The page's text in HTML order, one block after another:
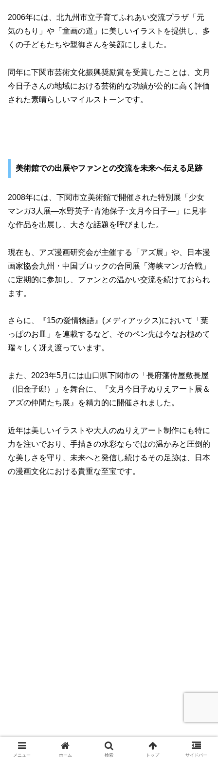
2006年には、北九州市立子育てふれあい交流プラザ「元
気のもり」や「童画の道」に美しいイラストを提供し、多
くの子どもたちや親御さんを笑顔にしました。
同年に下関市芸術文化振興奨励賞を受賞したことは、文月
今日子さんの地域における芸術的な功績が公的に高く評価
された素晴らしいマイルストーンです。
美術館での出展やファンとの交流を未来へ伝える足跡
2008年には、下関市立美術館で開催された特別展「少女
マンガ3人展―水野英子･青池保子･文月今日子―」に見事
な作品を出展し、大きな話題を呼びました。
現在も、アズ漫画研究会が主催する「アズ展」や、日本漫
画家協会九州・中国ブロックの合同展「海峡マンガ合戦」
に定期的に参加し、ファンとの温かい交流を続けておられ
ます。
さらに、『15の愛情物語』(メディアックス)において「葉
っぱのお皿」を連載するなど、そのペン先は今なお極めて
瑞々しく冴え渡っています。
また、2023年5月には山口県下関市の「長府藩侍屋敷長屋
（旧金子邸）」を舞台に、『文月今日子ぬりえアート展＆
アズの仲間たち展』を精力的に開催されました。
近年は美しいイラストや大人のぬりえアート制作にも特に
力を注いでおり、手描きの水彩ならではの温かみと圧倒的
な美しさを守り、未来へと発信し続けるその足跡は、日本
の漫画文化における貴重な至宝です。
メニュー ホーム 検索 トップ サイドバー